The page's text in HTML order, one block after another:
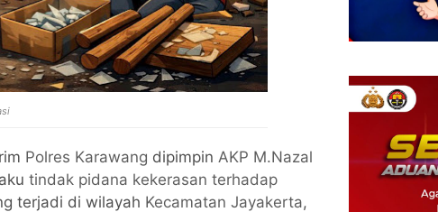
Polres Karawang dipimpin AKP M.Nazal
tindak pidana kekerasan terhadap
terjadi di wilayah Kecamatan Jayakerta,